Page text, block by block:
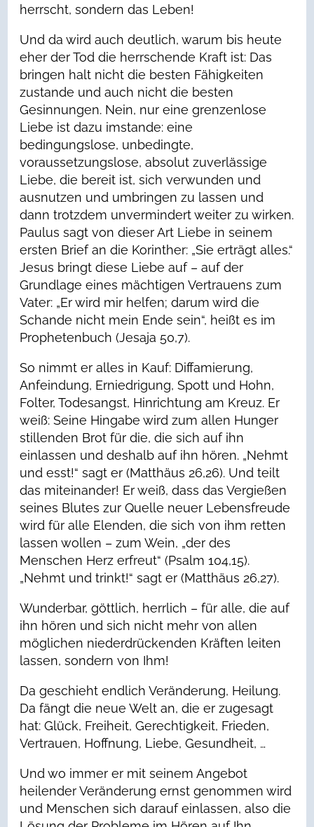
herrscht, sondern das Leben!
Und da wird auch deutlich, warum bis heute
eher der Tod die herrschende Kraft ist: Das
bringen halt nicht die besten Fähigkeiten
zustande und auch nicht die besten
Gesinnungen. Nein, nur eine grenzenlose
Liebe ist dazu imstande: eine
bedingungslose, unbedingte,
voraussetzungslose, absolut zuverlässige
Liebe, die bereit ist, sich verwunden und
ausnutzen und umbringen zu lassen und
dann trotzdem unvermindert weiter zu wirken.
Paulus sagt von dieser Art Liebe in seinem
ersten Brief an die Korinther: „Sie erträgt alles.“
Jesus bringt diese Liebe auf – auf der
Grundlage eines mächtigen Vertrauens zum
Vater: „Er wird mir helfen; darum wird die
Schande nicht mein Ende sein“, heißt es im
Prophetenbuch (Jesaja 50,7).
So nimmt er alles in Kauf: Diffamierung,
Anfeindung, Erniedrigung, Spott und Hohn,
Folter, Todesangst, Hinrichtung am Kreuz. Er
weiß: Seine Hingabe wird zum allen Hunger
stillenden Brot für die, die sich auf ihn
einlassen und deshalb auf ihn hören. „Nehmt
und esst!“ sagt er (Matthäus 26,26). Und teilt
das miteinander! Er weiß, dass das Vergießen
seines Blutes zur Quelle neuer Lebensfreude
wird für alle Elenden, die sich von ihm retten
lassen wollen – zum Wein, „der des
Menschen Herz erfreut“ (Psalm 104,15).
„Nehmt und trinkt!“ sagt er (Matthäus 26,27).
Wunderbar, göttlich, herrlich – für alle, die auf
ihn hören und sich nicht mehr von allen
möglichen niederdrückenden Kräften leiten
lassen, sondern von Ihm!
Da geschieht endlich Veränderung, Heilung.
Da fängt die neue Welt an, die er zugesagt
hat: Glück, Freiheit, Gerechtigkeit, Frieden,
Vertrauen, Hoffnung, Liebe, Gesundheit, …
Und wo immer er mit seinem Angebot
heilender Veränderung ernst genommen wird
und Menschen sich darauf einlassen, also die